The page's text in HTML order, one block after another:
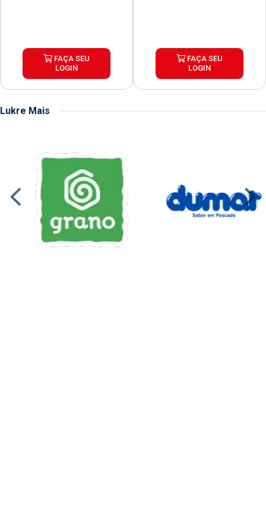
FAÇA SEU
LOGIN
FAÇA SEU
LOGIN
Lukre Mais